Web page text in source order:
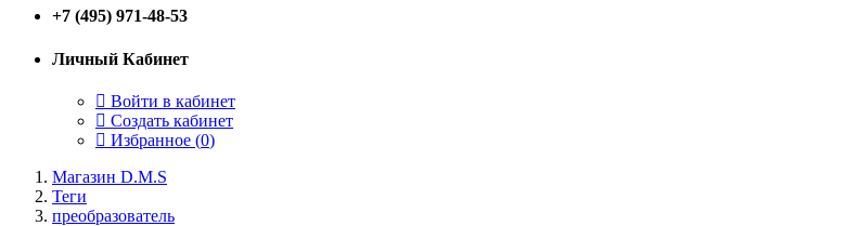
+7 (495) 971-48-53
Личный Кабинет
Войти в кабинет
Создать кабинет
Избранное (0)
Магазин D.M.S
Теги
преобразователь